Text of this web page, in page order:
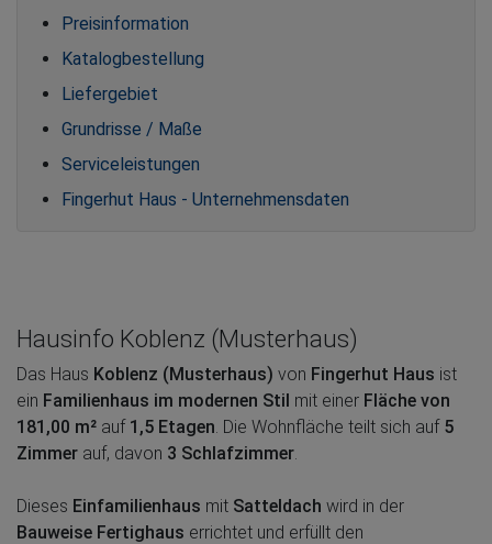
Preisinformation
Katalogbestellung
Liefergebiet
Grundrisse / Maße
Serviceleistungen
Fingerhut Haus - Unternehmensdaten
Hausinfo Koblenz (Musterhaus)
Das Haus Koblenz (Musterhaus) von Fingerhut Haus ist
ein Familienhaus im modernen Stil mit einer Fläche von
181,00 m² auf 1,5 Etagen . Die Wohnfläche teilt sich auf 5
Zimmer auf, davon 3 Schlafzimmer
Dieses Einfamilienhaus mit Satteldach wird in der
Bauweise Fertighaus errichtet und erfüllt den